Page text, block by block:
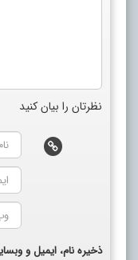
نظرتان را بیان کنید
ذخیره نام، ایمیل و